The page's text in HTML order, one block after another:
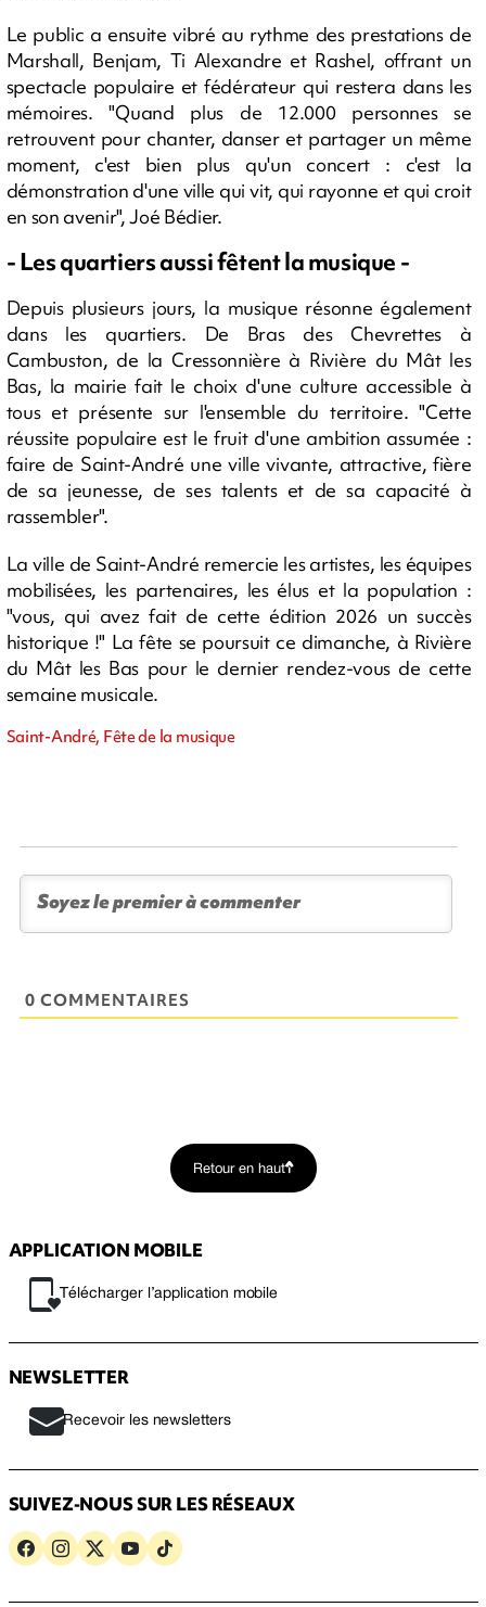
Le public a ensuite vibré au rythme des prestations de
Marshall, Benjam, Ti Alexandre et Rashel, offrant un
spectacle populaire et fédérateur qui restera dans les
mémoires. "Quand plus de 12.000 personnes se
retrouvent pour chanter, danser et partager un même
moment, c'est bien plus qu'un concert : c'est la
démonstration d'une ville qui vit, qui rayonne et qui croit
en son avenir", Joé Bédier.
- Les quartiers aussi fêtent la musique -
Depuis plusieurs jours, la musique résonne également
dans les quartiers. De Bras des Chevrettes à
Cambuston, de la Cressonnière à Rivière du Mât les
Bas, la mairie fait le choix d'une culture accessible à
tous et présente sur l'ensemble du territoire. "Cette
réussite populaire est le fruit d'une ambition assumée :
faire de Saint-André une ville vivante, attractive, fière
de sa jeunesse, de ses talents et de sa capacité à
rassembler".
La ville de Saint-André remercie les artistes, les équipes
mobilisées, les partenaires, les élus et la population :
"vous, qui avez fait de cette édition 2026 un succès
historique !" La fête se poursuit ce dimanche, à Rivière
du Mât les Bas pour le dernier rendez-vous de cette
semaine musicale.
Saint-André, Fête de la musique
0 COMMENTAIRES
Retour en haut
APPLICATION MOBILE
Télécharger l’application mobile
NEWSLETTER
Recevoir les newsletters
SUIVEZ-NOUS SUR LES RÉSEAUX